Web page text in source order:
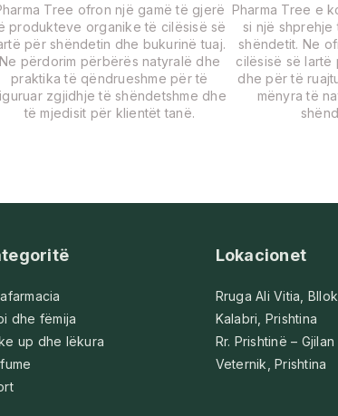
Tree ofron një gamë të gjerë
produkteve organike të cilësisë së
për shëndetin dhe bukurinë tuaj.
Ne përdorim përbërës natyralë dhe
praktika të qëndrueshme për të
zgjidhje të shëndetshme dhe
të mjedisit për klientët tanë.
Pharma Tree e
si një shprehje
shëndetit. Ne
cilësisë së lartë
dhe për të
mënyra të
dhe fëmija
up dhe lëkura
Lokacionet
Rruga Ali Vitia,
Kalabri, Prishtina
Rr. Prishtinë – Gjilan
Veternik, Prishtina